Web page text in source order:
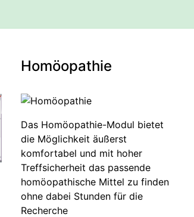
Homöopathie
Das Homöopathie-Modul bietet
die Möglichkeit äußerst
komfortabel und mit hoher
Treffsicherheit das passende
homöopathische Mittel zu finden
ohne dabei Stunden für die
Recherche